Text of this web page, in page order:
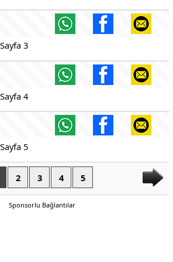
2 3 4 5
Sponsorlu Bağlantılar